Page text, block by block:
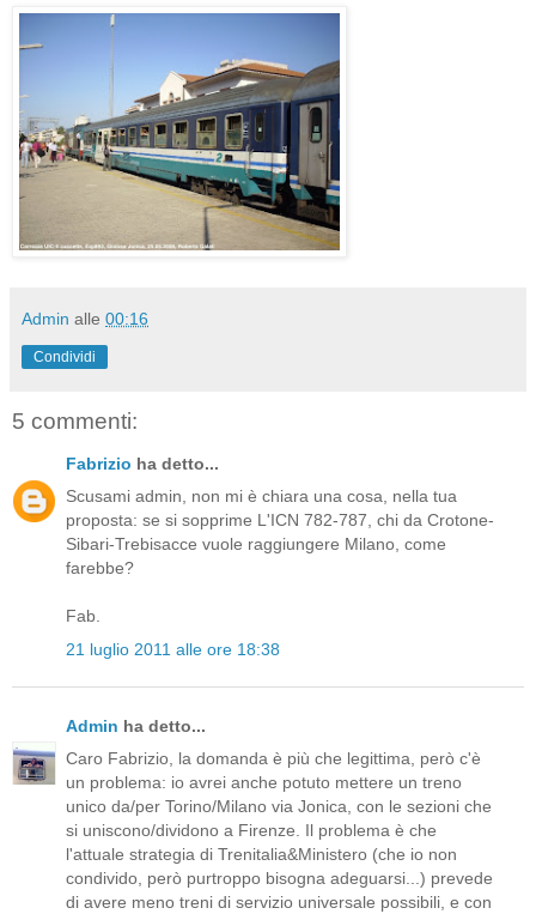
Admin alle 00:16
Condividi
5 commenti:
Fabrizio ha detto...
Scusami admin, non mi è chiara una cosa, nella tua
proposta: se si sopprime L'ICN 782-787, chi da Crotone-
Sibari-Trebisacce vuole raggiungere Milano, come
farebbe?
Fab.
21 luglio 2011 alle ore 18:38
Admin ha detto...
Caro Fabrizio, la domanda è più che legittima, però c'è
un problema: io avrei anche potuto mettere un treno
unico da/per Torino/Milano via Jonica, con le sezioni che
si uniscono/dividono a Firenze. Il problema è che
l'attuale strategia di Trenitalia&Ministero (che io non
condivido, però purtroppo bisogna adeguarsi...) prevede
di avere meno treni di servizio universale possibili, e con